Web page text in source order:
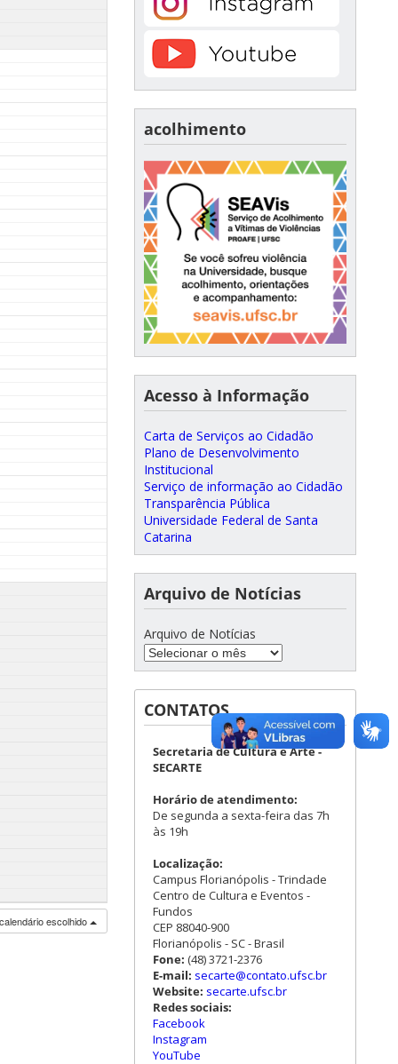
escolhido
acolhimento
Acesso à Informação
Carta de Serviços ao Cidadão
Plano de Desenvolvimento
Institucional
Serviço de informação ao Cidadão
Transparência Pública
Universidade Federal de Santa
Catarina
Arquivo de Notícias
Arquivo de Notícias
CONTATOS
Secretaria de Cultura e Arte -
SECARTE
Horário de atendimento:
De segunda a sexta-feira das 7h
às 19h
Localização:
Campus Florianópolis - Trindade
Centro de Cultura e Eventos -
Fundos
CEP 88040-900
Florianópolis - SC - Brasil
Fone: (48) 3721-2376
E-mail: secarte@contato.ufsc.br
Website: secarte.ufsc.br
Redes sociais:
Facebook
Instagram
YouTube